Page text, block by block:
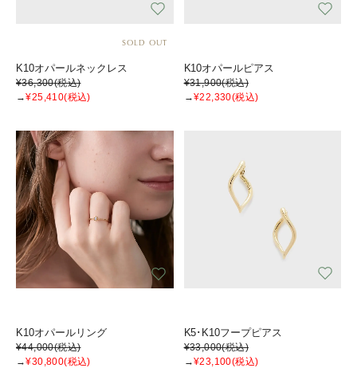
SOLD OUT
K10オパールネックレス
¥36,300(税込)
→¥25,410(税込)
K10オパールピアス
¥31,900(税込)
→¥22,330(税込)
K10オパールリング
¥44,000(税込)
→¥30,800(税込)
K5･K10フープピアス
¥33,000(税込)
→¥23,100(税込)